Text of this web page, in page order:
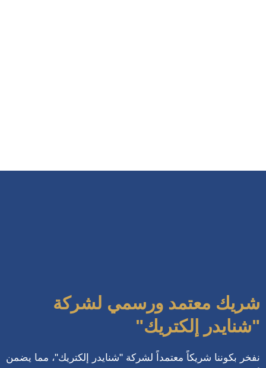
شريك معتمد ورسمي لشركة
"شنايدر إلكتريك"
نفخر بكوننا شريكاً معتمداً لشركة "شنايدر إلكتريك"، مما يضمن